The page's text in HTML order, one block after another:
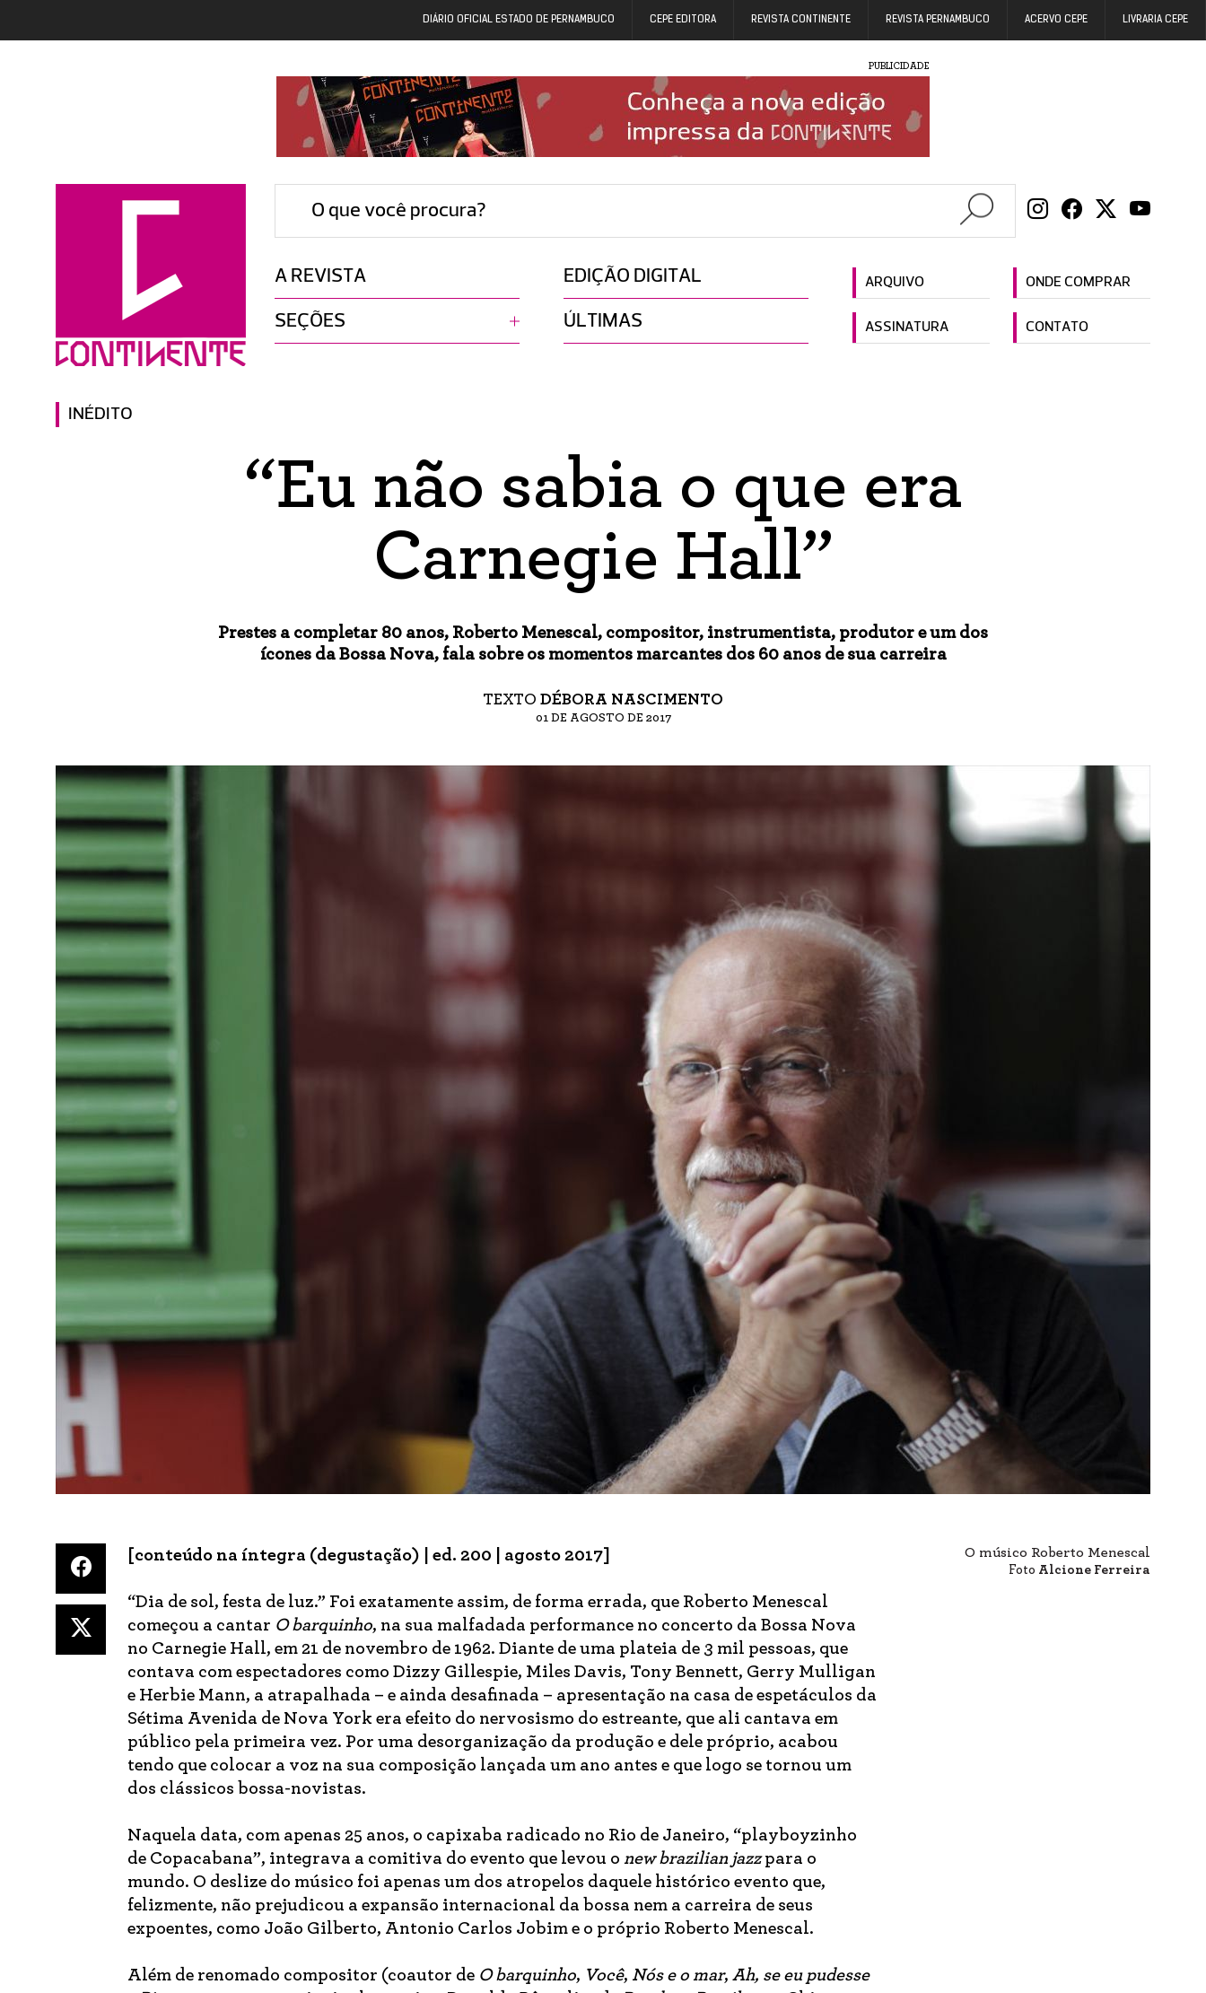
DIÁRIO OFICIAL ESTADO DE PERNAMBUCO CEPE EDITORA REVISTA CONTINENTE REVISTA PERNAMBUCO ACERVO CEPE LIVRARIA CEPE
PUBLICIDADE
O que você procura?
A REVISTA EDIÇÃO DIGITAL ARQUIVO ONDE COMPRAR
SEÇÕES ÚLTIMAS ASSINATURA CONTATO
INÉDITO
“Eu não sabia o que era
Carnegie Hall”
Prestes a completar 80 anos, Roberto Menescal, compositor, instrumentista, produtor e um dos
ícones da Bossa Nova, fala sobre os momentos marcantes dos 60 anos de sua carreira
TEXTO DÉBORA NASCIMENTO
01 DE AGOSTO DE 2017
O músico Roberto Menescal
Foto Alcione Ferreira
[conteúdo na íntegra (degustação) | ed. 200 | agosto 2017]
“Dia de sol, festa de luz.” Foi exatamente assim, de forma errada, que Roberto Menescal
começou a cantar O barquinho, na sua malfadada performance no concerto da Bossa Nova
no Carnegie Hall, em 21 de novembro de 1962. Diante de uma plateia de 3 mil pessoas, que
contava com espectadores como Dizzy Gillespie, Miles Davis, Tony Bennett, Gerry Mulligan
e Herbie Mann, a atrapalhada – e ainda desafinada – apresentação na casa de espetáculos da
Sétima Avenida de Nova York era efeito do nervosismo do estreante, que ali cantava em
público pela primeira vez. Por uma desorganização da produção e dele próprio, acabou
tendo que colocar a voz na sua composição lançada um ano antes e que logo se tornou um
dos clássicos bossa-novistas.
Naquela data, com apenas 25 anos, o capixaba radicado no Rio de Janeiro, “playboyzinho
de Copacabana”, integrava a comitiva do evento que levou o new brazilian jazzpara o
mundo. O deslize do músico foi apenas um dos atropelos daquele histórico evento que,
felizmente, não prejudicou a expansão internacional da bossa nem a carreira de seus
expoentes, como João Gilberto, Antonio Carlos Jobim e o próprio Roberto Menescal.
Além de renomado compositor (coautor de O barquinho, Você, Nós e o mar, Ah, se eu pudesse